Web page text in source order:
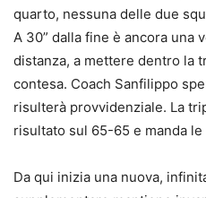
quarto, nessuna delle due
A 30” dalla fine è ancora una
distanza, a mettere dentro la
contesa. Coach Sanfilippo
risulterà provvidenziale. La
risultato sul 65-65 e manda le
Da qui inizia una nuova,